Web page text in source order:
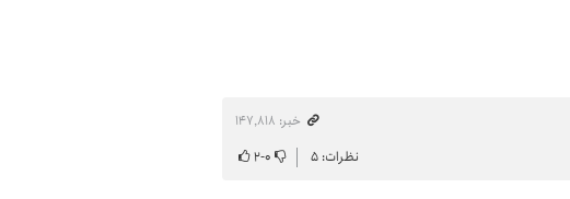
خبر: ۱۴۷٬۸۱۸
نظرات: ۵ ۰-۲